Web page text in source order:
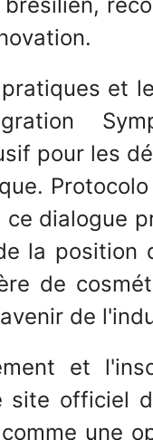
et
pour les
dialogue
la position
de
de
et
site officiel
une